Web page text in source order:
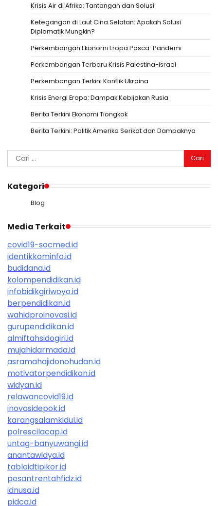
Krisis Air di Afrika: Tantangan dan Solusi
Ketegangan di Laut Cina Selatan: Apakah Solusi
Diplomatik Mungkin?
Perkembangan Ekonomi Eropa Pasca-Pandemi
Perkembangan Terbaru Krisis Palestina-Israel
Perkembangan Terkini Konflik Ukraina
Krisis Energi Eropa: Dampak Kebijakan Rusia
Berita Terkini Ekonomi Tiongkok
Berita Terkini: Politik Amerika Serikat dan Dampaknya
Cari
untuk:
Kategori
Blog
Media Terkait
covid19-socmed.id
identikkominfo.id
budidana.id
kolompendidikan.id
infobidikgiriwoyo.id
berpendidikan.id
wahidproinovasi.id
gurupendidikan.id
almiftahsidogiri.id
mujahidarmada.id
asramahajidonohudan.id
motivatorpendidikan.id
widyan.id
relawancovid19.id
inovasidepok.id
karangsalamkidul.id
polrescilacap.id
untag-banyuwangi.id
anantawidya.id
tabloidtipikor.id
pesantrentahfidz.id
idnusa.id
pidca.id